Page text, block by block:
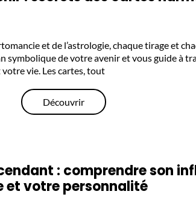
et de l’astrologie, chaque tirage et
symbolique de votre avenir et vous guide à
vie. Les cartes, tout
Découvrir
: comprendre son
et votre personnalité